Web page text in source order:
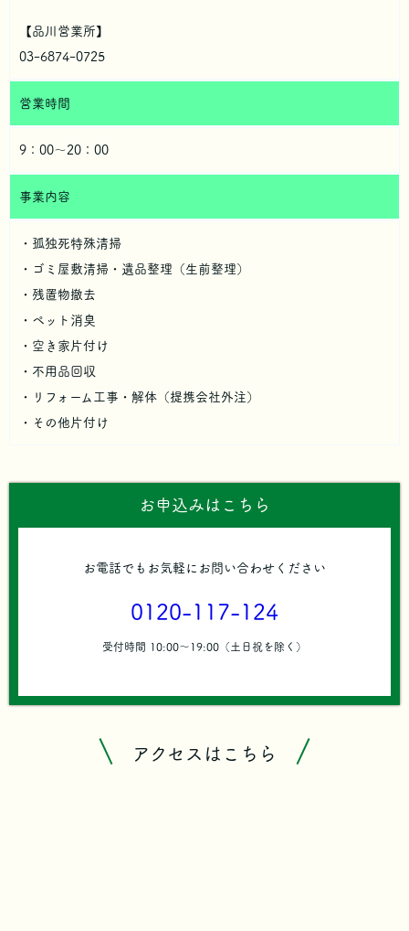
【品川営業所】
03ｰ6874ｰ0725
営業時間
9：00～20：00
事業内容
・孤独死特殊清掃
・ゴミ屋敷清掃・遺品整理（生前整理）
・残置物撤去
・ペット消臭
・空き家片付け
・不用品回収
・リフォーム工事・解体（提携会社外注）
・その他片付け
お申込みはこちら
お電話でもお気軽にお問い合わせください
0120-117-124
受付時間 10:00〜19:00（土日祝を除く）
アクセスはこちら